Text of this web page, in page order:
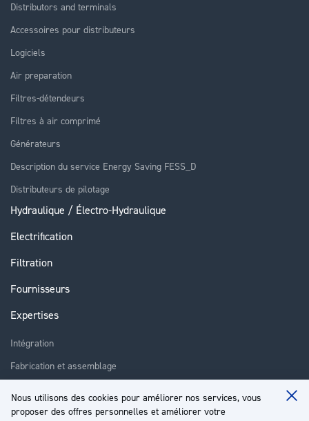
Nous utilisons des cookies pour améliorer nos services, vous
proposer des offres personnelles et améliorer votre
Distributors and terminals
Accessoires pour distributeurs
Logiciels
Air preparation
Filtres-détendeurs
Filtres à air comprimé
Générateurs
Description du service Energy Saving FESS_D
Distributeurs de pilotage
Hydraulique / Électro-Hydraulique
Electrification
Filtration
Fournisseurs
Expertises
Intégration
Fabrication et assemblage
Réparation